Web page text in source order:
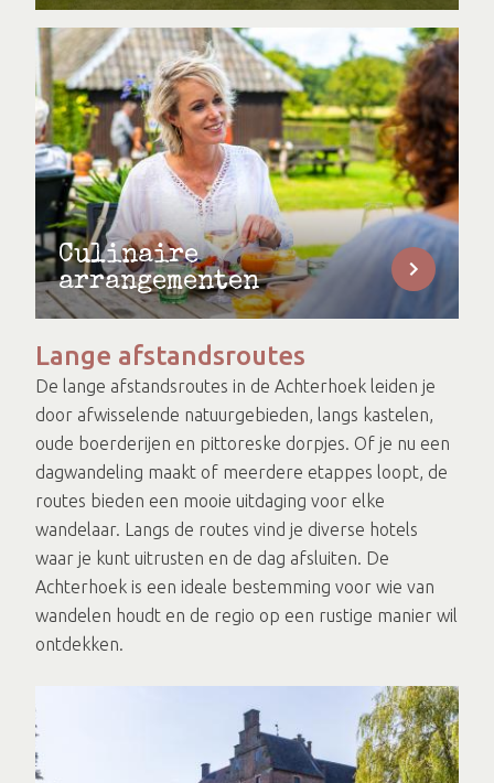
Culinaire
arrangementen
Lange afstandsroutes
De lange afstandsroutes in de Achterhoek leiden je
door afwisselende natuurgebieden, langs kastelen,
oude boerderijen en pittoreske dorpjes. Of je nu een
dagwandeling maakt of meerdere etappes loopt, de
routes bieden een mooie uitdaging voor elke
wandelaar. Langs de routes vind je diverse hotels
waar je kunt uitrusten en de dag afsluiten. De
Achterhoek is een ideale bestemming voor wie van
wandelen houdt en de regio op een rustige manier wil
ontdekken.